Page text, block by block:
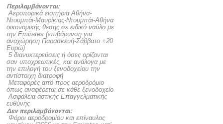
Περιλαμβάνονται:
εισιτήρια Αθήνα-
Ντουμπάι-Μαυρίκιος-Ντουμπάι-Αθήνα
οικονομικής θέσης σε ειδικό ναύλο με
την Emirates (επιβάρυνση για
αναχώρηση Παρασκευή-Σάββατο +20
Ευρώ)
διανυκτερεύσεις ή όσες ορίζονται
σαν υποχρεωτικές, και ανάλογα με
την επιλογή του ξενοδοχείου την
αντίστοιχη διατροφή
από προς αεροδρόμιο
όπως αναφέρεται σε κάθε ξενοδοχείο
αστικής Επαγγελματικής
ευθύνης
Δεν περιλαμβάνονται:
αεροδρομίου και επίναυλος